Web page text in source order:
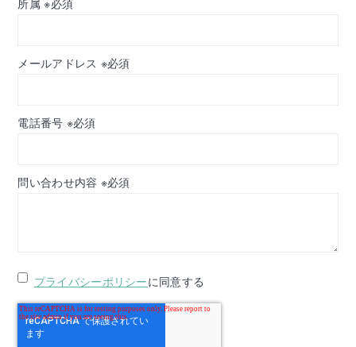
所属 ※必須
メールアドレス ※必須
電話番号 ※必須
問い合わせ内容 ※必須
プライバシーポリシーに同意する